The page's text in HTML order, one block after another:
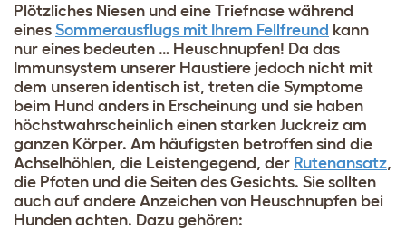
Plötzliches Niesen und eine Triefnase während
eines Sommerausflugs mit Ihrem Fellfreund kann
nur eines bedeuten … Heuschnupfen! Da das
Immunsystem unserer Haustiere jedoch nicht mit
dem unseren identisch ist, treten die Symptome
beim Hund anders in Erscheinung und sie haben
höchstwahrscheinlich einen starken Juckreiz am
ganzen Körper. Am häufigsten betroffen sind die
Achselhöhlen, die Leistengegend, der Rutenansatz,
die Pfoten und die Seiten des Gesichts. Sie sollten
auch auf andere Anzeichen von Heuschnupfen bei
Hunden achten. Dazu gehören: